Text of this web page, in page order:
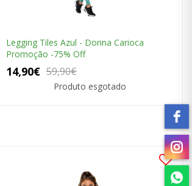
Legging Tiles Azul - Donna Carioca
Promoção -75% Off
14,90€ 59,90€
Produto esgotado